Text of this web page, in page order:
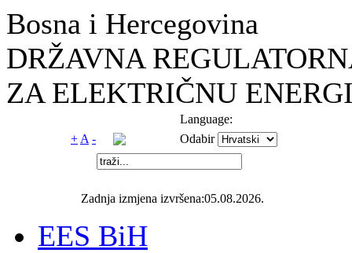
Bosna i Hercegovina
DRŽAVNA
ZA ELEKTRIČNU
Language:
+ A - Odabir
Zadnja izmjena izvršena:05.08.2026.
EES BiH